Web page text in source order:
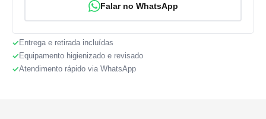
Falar no WhatsApp
Entrega e retirada incluídas
Equipamento higienizado e revisado
Atendimento rápido via WhatsApp